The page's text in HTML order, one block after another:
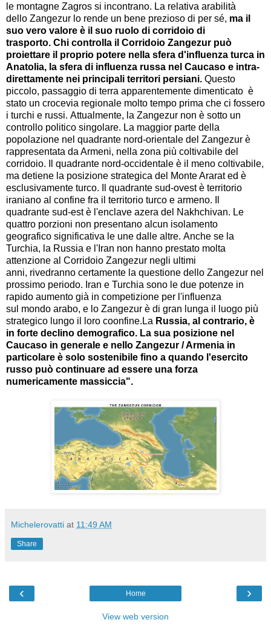
le montagne Zagros si incontrano. La relativa arabilità
dello Zangezur lo rende un bene prezioso di per sé, ma il
suo vero valore è il suo ruolo di corridoio di
trasporto. Chi controlla il Corridoio Zangezur può
proiettare il proprio potere nella sfera d'influenza turca in
Anatolia, la sfera di influenza russa nel Caucaso e intra-
direttamente nei principali territori persiani. Questo
piccolo, passaggio di terra apparentemente dimenticato è
stato un crocevia regionale molto tempo prima che ci fossero
i turchi e russi. Attualmente, la Zangezur non è sotto un
controllo politico singolare. La maggior parte della
popolazione nel quadrante nord-orientale del Zangezur è
rappresentata da Armeni, nella zona più coltivabile del
corridoio.
Il quadrante nord-occidentale è il meno coltivabile,
ma detiene la posizione strategica del Monte Ararat ed è
esclusivamente turco.
Il quadrante sud-ovest è territorio
iraniano al confine fra il territorio turco e armeno.
quadrante sud-est è l'enclave azera del Nakhchivan. Le
quattro porzioni non presentano alcun isolamento
geografico significativa le une dalle altre. Anche se la
Turchia, la Russia e l'Iran non hanno prestato molta
attenzione al Corridoio Zangezur negli ultimi
anni, rivedranno certamente la questione dello Zangezur nel
prossimo periodo. Iran e Turchia sono le due potenze in
rapido aumento già in competizione per l'influenza
sul mondo arabo, e lo Zangezur è di gran lunga il luogo più
strategico lungo il loro coonfine.La Russia, al contrario, è
in forte declino demografico. La sua posizione nel
Caucaso in generale e nello Zangezur / Armenia in
particolare è solo sostenibile fino a quando l'esercito
russo può continuare ad essere una forza
numericamente massiccia".
Michelerovatti at 11:49 AM
Share
‹ ›
Home
View web version